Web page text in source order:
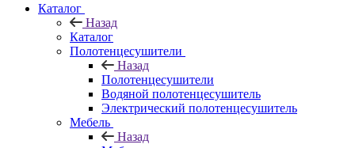
Каталог
Назад
Каталог
Полотенцесушители
Назад
Полотенцесушители
Водяной полотенцесушитель
Электрический полотенцесушитель
Мебель
Назад